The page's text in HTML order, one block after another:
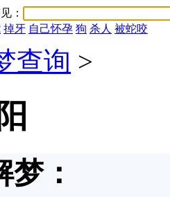
：
掉牙 自己怀孕 狗 杀人 被蛇咬
查询 >
：